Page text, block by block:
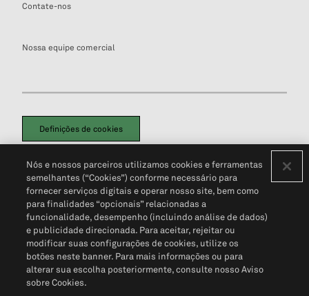
Contate-nos
Nossa equipe comercial
Definições de cookies
Política de PrivacidadePortal de privacidade do cliente (em inglês)
Não Venda Minhas Informações Pessoais© 2026 S&P Global
Nós e nossos parceiros utilizamos cookies e ferramentas
semelhantes (“Cookies”) conforme necessário para
fornecer serviços digitais e operar nosso site, bem como
para finalidades “opcionais” relacionadas a
funcionalidade, desempenho (incluindo análise de dados)
e publicidade direcionada. Para aceitar, rejeitar ou
modificar suas configurações de cookies, utilize os
botões neste banner. Para mais informações ou para
alterar sua escolha posteriormente, consulte nosso Aviso
sobre Cookies.